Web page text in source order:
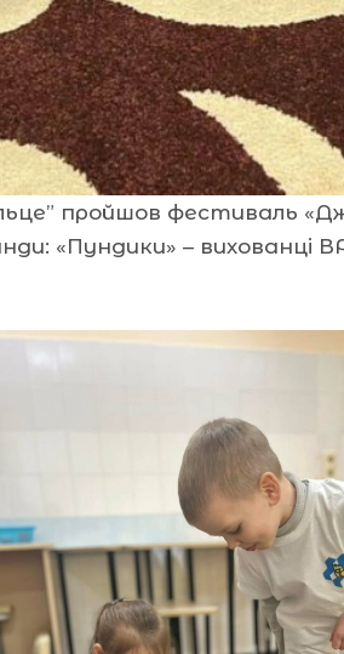
пройшов фестиваль
«Пундики» – вихованці